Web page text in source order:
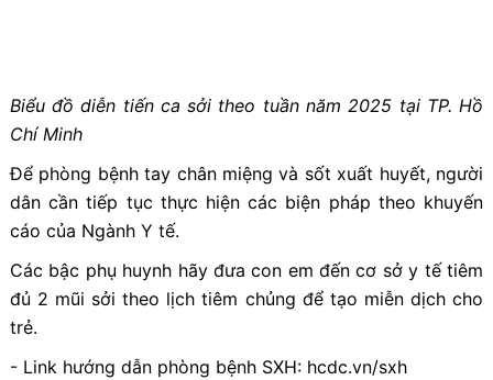
Biểu đồ diễn tiến ca sởi theo tuần năm 2025 tại TP. Hồ
Chí Minh
Để phòng bệnh tay chân miệng và sốt xuất huyết, người
dân cần tiếp tục thực hiện các biện pháp theo khuyến
cáo của Ngành Y tế.
Các bậc phụ huynh hãy đưa con em đến cơ sở y tế tiêm
đủ 2 mũi sởi theo lịch tiêm chủng để tạo miễn dịch cho
trẻ.
- Link hướng dẫn phòng bệnh SXH: hcdc.vn/sxh